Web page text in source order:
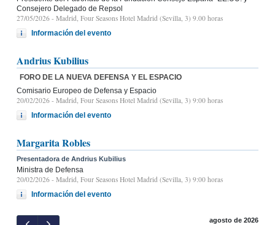
Consejero Delegado de Repsol
27/05/2026 - Madrid, Four Seasons Hotel Madrid (Sevilla, 3) 9.00 horas
Información del evento
Andrius Kubilius
FORO DE LA NUEVA DEFENSA Y EL ESPACIO
Comisario Europeo de Defensa y Espacio
20/02/2026 - Madrid, Four Seasons Hotel Madrid (Sevilla, 3) 9:00 horas
Información del evento
Margarita Robles
Presentadora de Andrius Kubilius
Ministra de Defensa
20/02/2026 - Madrid, Four Seasons Hotel Madrid (Sevilla, 3) 9:00 horas
Información del evento
agosto de 2026